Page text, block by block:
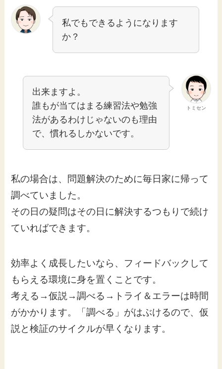
私でもできるようになります
か？
トミセン
出来ますよ。
誰もが当てはまる練習法や勉強
法があるわけじゃないのも理由
で、慣れるしかないです。
私の場合は、問題解決のために毎日家に帰って
調べていました。
その日の疑問はその日に解決するつもりで続け
ていればできます。
効率よく成長したいなら、フィードバックして
もらえる環境に身を置くことです。
考える→仮説→調べる→トライ＆エラーは時間
がかかります。「調べる」がはぶけるので、仮
説と検証のサイクルが早くなります。